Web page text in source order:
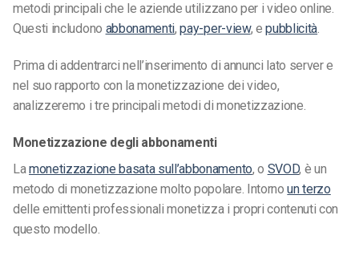
metodi principali che le aziende utilizzano per i video online.
Questi includono abbonamenti,pay-per-view, epubblicità.
Prima di addentrarci nell’inserimento di annunci lato server e
nel suo rapporto con la monetizzazione dei video,
analizzeremo i tre principali metodi di monetizzazione.
Monetizzazione degli abbonamenti
Lamonetizzazione basata sull’abbonamento, o SVOD, è un
metodo di monetizzazione molto popolare. Intornoun terzo
delle emittenti professionali monetizza i propri contenuti con
questo modello.